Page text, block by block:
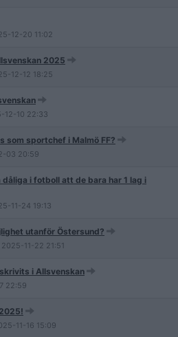
12-20 11:02
2025
12-12 18:25
12-10 22:33
som sportchef i Malmö FF?
03 20:59
i fotboll att de bara har 1 lag i
11-24 19:13
utanför Östersund?
2025-11-22 21:51
i Allsvenskan
22:59
11-16 15:09